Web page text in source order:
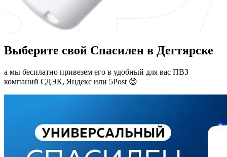
Выберите свой Спасилен в Дегтярске
а мы бесплатно привезем его в удобный для вас ПВЗ
компаний СДЭК, Яндекс или 5Post 😊